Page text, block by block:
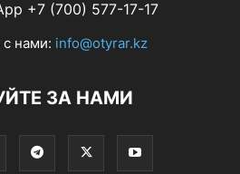
+7 (700) 577-17-17
нами: info@otyrar.kz
ЗА НАМИ